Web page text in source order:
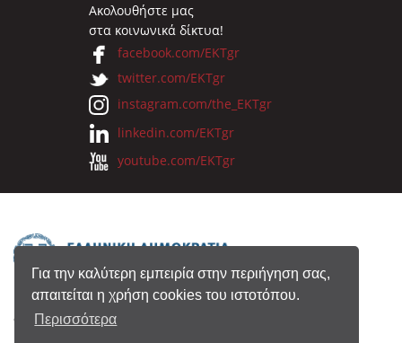
Για την καλύτερη εμπειρία στην περιήγηση σας,
απαιτείται η χρήση cookies του ιστοτόπου.
Περισσότερα
Ακολουθήστε μας
στα κοινωνικά δίκτυα!
facebook.com/EKTgr
twitter.com/EKTgr
instagram.com/the_EKTgr
linkedin.com/EKTgr
youtube.com/EKTgr
© 2026 Eθνικό Κέντρο Τεκμηρίωσης